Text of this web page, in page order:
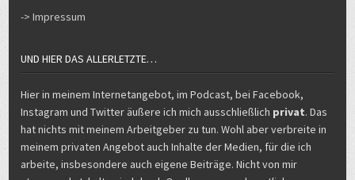
-> Impressum
UND HIER DAS ALLERLETZTE…
Hier in meinem Internetangebot, im Podcast, bei Facebook,
Instagram und Twitter äußere ich mich ausschließlich privat. Das
hat nichts mit meinem Arbeitgeber zu tun. Wohl aber verbreite in
meinem privaten Angebot auch Inhalte der Medien, für die ich
arbeite, insbesondere auch eigene Beiträge. Nicht von mir